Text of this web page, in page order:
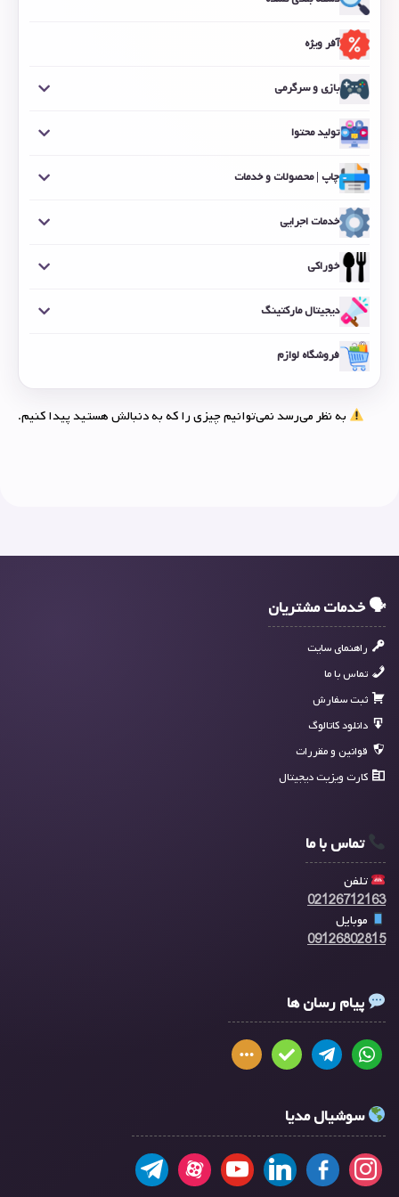
آفر ویژه
بازی و سرگرمی
تولید محتوا
چاپ | محصولات و خدمات
خدمات اجرایی
خوراکی
دیجیتال مارکتینگ
فروشگاه لوازم
به نظر می‌رسد نمی‌توانیم چیزی را که به دنبالش هستید پیدا کنیم.
🗣 خدمات مشتریان
راهنمای سایت
تماس با ما
ثبت سفارش
دانلود کاتالوگ
قوانین و مقررات
کارت ویزیت دیجیتال
تماس با ما
تلفن
02126712163
موبایل
09126802815
پیام رسان ها
سوشیال مدیا